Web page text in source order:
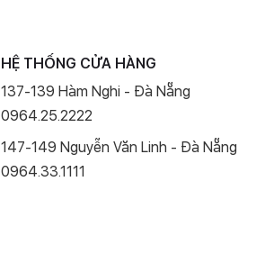
HỆ THỐNG CỬA HÀNG
137-139 Hàm Nghi - Đà Nẵng
0964.25.2222
147-149 Nguyễn Văn Linh - Đà Nẵng
0964.33.1111